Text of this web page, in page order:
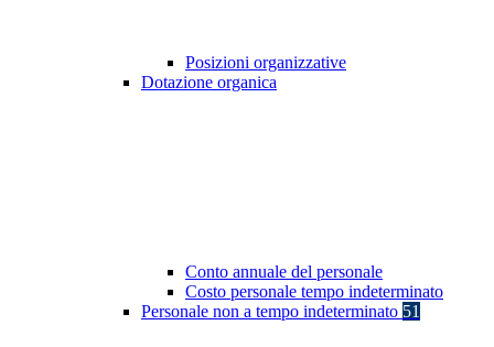
Posizioni organizzative
Dotazione organica
Conto annuale del personale
Costo personale tempo indeterminato
Personale non a tempo indeterminato 51